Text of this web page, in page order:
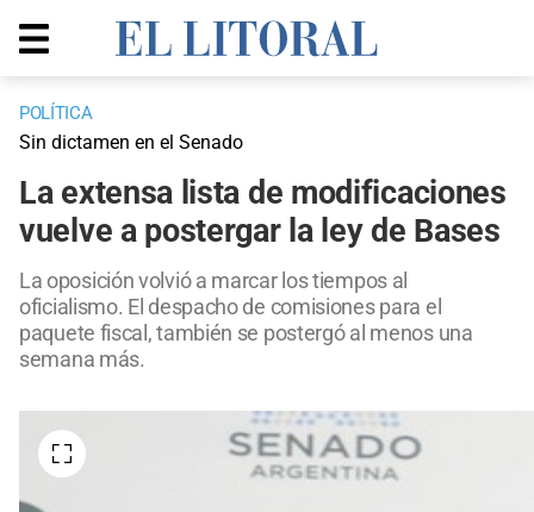
POLÍTICA
Sin dictamen en el Senado
La extensa lista de modificaciones
vuelve a postergar la ley de Bases
La oposición volvió a marcar los tiempos al
oficialismo. El despacho de comisiones para el
paquete fiscal, también se postergó al menos una
semana más.